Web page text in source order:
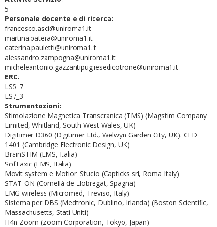
5
Personale docente e di ricerca:
francesco.asci@uniroma1.it
martina.patera@uniroma1.it
caterina.pauletti@uniroma1.it
alessandro.zampogna@uniroma1.it
micheleantonio.gazzantipugliesedicotrone@uniroma1.it
ERC:
LS5_7
LS7_3
Strumentazioni:
Stimolazione Magnetica Transcranica (TMS) (Magstim Company
Limited, Whitland, South West Wales, UK)
Digitimer D360 (Digitimer Ltd., Welwyn Garden City, UK). CED
1401 (Cambridge Electronic Design, UK)
BrainSTIM (EMS, Italia)
SofTaxic (EMS, Italia)
Movit system e Motion Studio (Capticks srl, Roma Italy)
STAT-ON (Cornellà de Llobregat, Spagna)
EMG wireless (Micromed, Treviso, Italy)
Sistema per DBS (Medtronic, Dublino, Irlanda) (Boston Scientific,
Massachusetts, Stati Uniti)
H4n Zoom (Zoom Corporation, Tokyo, Japan)